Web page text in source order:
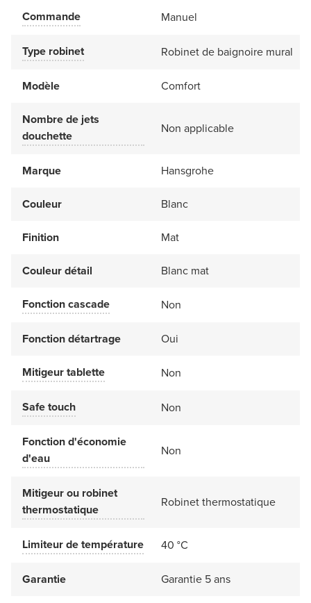
Commande Manuel
Type robinet Robinet de baignoire mural
Modèle Comfort
Nombre de jets
douchette
Non applicable
Marque Hansgrohe
Couleur Blanc
Finition Mat
Couleur détail Blanc mat
Fonction cascade Non
Fonction détartrage Oui
Mitigeur tablette Non
Safe touch Non
Fonction d'économie
d'eau
Non
Mitigeur ou robinet
thermostatique
Robinet thermostatique
Limiteur de température 40 °C
Garantie Garantie 5 ans